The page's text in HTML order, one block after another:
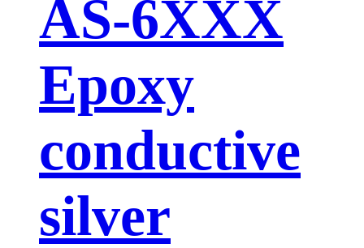
AS-6XXX
Epoxy
conductive
silver